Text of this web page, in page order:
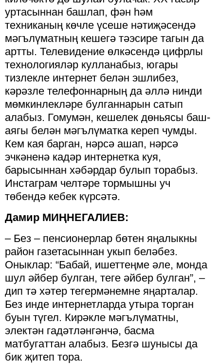
уртасыннан башлап, фән һәм
техниканың көчле үсеше нәтиҗәсендә
мәгълүматның кешегә тәэсире тагын да
артты. Телевидение өлкәсендә цифрлы
технологияләр кулланабыз, югары
тизлекле интернет белән эшлибез,
кәрәзле телефоннарның да әллә нинди
мөмкинлекләре булганнарын сатып
алабыз. Гомумән, кешелек дөньясы баш-
аягы белән мәгълүматка кереп чумды.
Кем кая барган, нәрсә ашап, нәрсә
эчкәненә кадәр интернетка куя,
барысыннан хәбәрдар булып торабыз.
Инстаграм челтәре тормышны уч
төбендә кебек күрсәтә.
Дамир МИҢНЕГАЛИЕВ:
– Без – пенсионерлар бөтен яңалыкны
район газетасыннан укып беләбез.
Оныклар: “Бабай, ишеттеңме әле, монда
шул әйбер булган, теге әйбер булган”, –
дип тә хәтер тегермәнемне яңарталар.
Без инде интернетларда утыра торган
буын түгел. Кирәкле мәгълүматны,
электән гадәтләнгәнчә, басма
матбугаттан алабыз. Безгә шунысы да
бик җитеп тора.